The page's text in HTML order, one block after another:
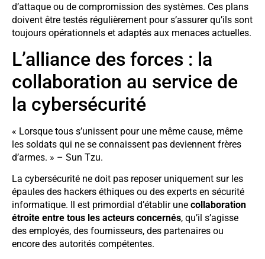
d’attaque ou de compromission des systèmes. Ces plans
doivent être testés régulièrement pour s’assurer qu’ils sont
toujours opérationnels et adaptés aux menaces actuelles.
L’alliance des forces : la
collaboration au service de
la cybersécurité
« Lorsque tous s’unissent pour une même cause, même
les soldats qui ne se connaissent pas deviennent frères
d’armes. » – Sun Tzu.
La cybersécurité ne doit pas reposer uniquement sur les
épaules des hackers éthiques ou des experts en sécurité
informatique. Il est primordial d’établir une collaboration
étroite entre tous les acteurs concernés, qu’il s’agisse
des employés, des fournisseurs, des partenaires ou
encore des autorités compétentes.